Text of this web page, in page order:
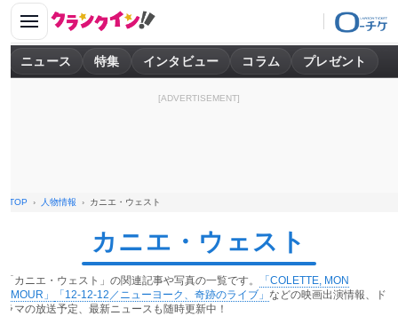
ニュース 特集 インタビュー コラム プレゼント
[ADVERTISEMENT]
TOP 人物情報 カニエ・ウェスト
カニエ・ウェスト
「カニエ・ウェスト」の関連記事や写真の一覧です。
「COLETTE, MON
AMOUR」
「12-12-12／ニューヨーク、奇跡のライブ」 などの映画出演情報、ド
ラマの放送予定、最新ニュースも随時更新中！